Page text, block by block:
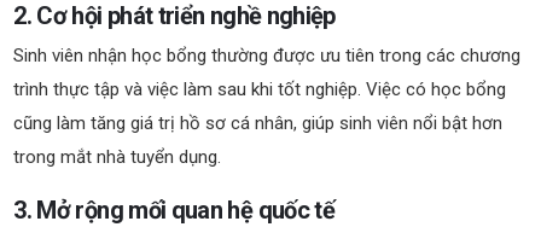
2. Cơ hội phát triển nghề nghiệp
Sinh viên nhận học bổng thường được ưu tiên trong các chương
trình thực tập và việc làm sau khi tốt nghiệp. Việc có học bổng
cũng làm tăng giá trị hồ sơ cá nhân, giúp sinh viên nổi bật hơn
trong mắt nhà tuyển dụng.
3. Mở rộng mối quan hệ quốc tế